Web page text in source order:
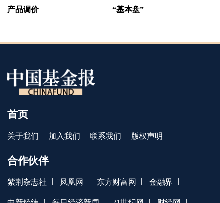
产品调价
“基本盘”
首页
关于我们 加入我们 联系我们 版权声明
合作伙伴
紫荆杂志社 | 凤凰网 | 东方财富网 | 金融界 |
| | | |